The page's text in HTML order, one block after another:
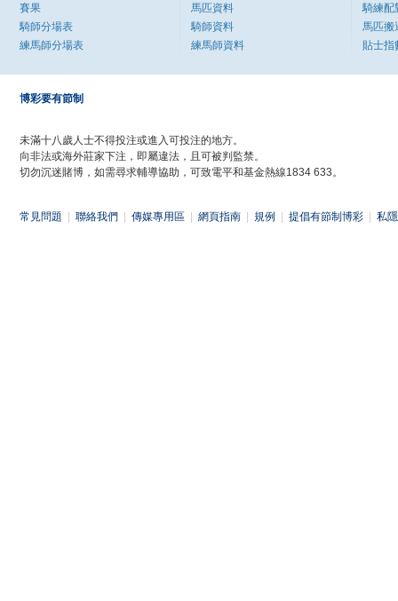
賽果
騎師分場表
練馬師分場表
馬匹資料
騎師資料
練馬師資料
騎練配
馬匹搬
貼士指
博彩要有節制
未滿十八歲人士不得投注或進入可投注的地方。
向非法或海外莊家下注，即屬違法，且可被判監禁。
切勿沉迷賭博，如需尋求輔導協助，可致電平和基金熱線1834 633。
常見問題 聯絡我們 傳媒專用區 網頁指南 規例 提倡有節制博彩 私